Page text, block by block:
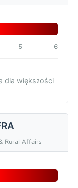
5 6
dla większości
Rural Affairs